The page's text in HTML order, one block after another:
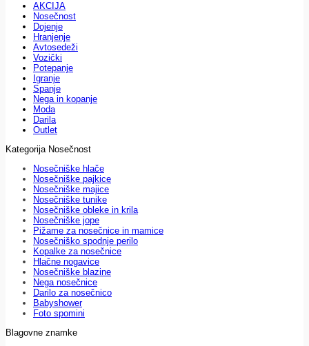
AKCIJA
Nosečnost
Dojenje
Hranjenje
Avtosedeži
Vozički
Potepanje
Igranje
Spanje
Nega in kopanje
Moda
Darila
Outlet
Kategorija Nosečnost
Nosečniške hlače
Nosečniške pajkice
Nosečniške majice
Nosečniške tunike
Nosečniške obleke in krila
Nosečniške jope
Pižame za nosečnice in mamice
Nosečniško spodnje perilo
Kopalke za nosečnice
Hlačne nogavice
Nosečniške blazine
Nega nosečnice
Darilo za nosečnico
Babyshower
Foto spomini
Blagovne znamke